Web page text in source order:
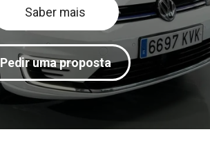
Saber mais
Pedir uma proposta